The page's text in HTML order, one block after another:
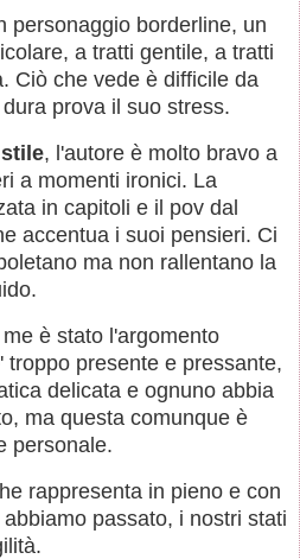
personaggio borderline, un
a tratti gentile, a tratti
Ciò che vede è difficile da
prova il suo stress.
stile, l'autore è molto bravo a
a momenti ironici. La
in capitoli e il pov dal
accentua i suoi pensieri. Ci
ma non rallentano la
è stato l'argomento
presente e pressante,
delicata e ognuno abbia
ma questa comunque è
personale.
rappresenta in pieno e con
passato, i nostri stati